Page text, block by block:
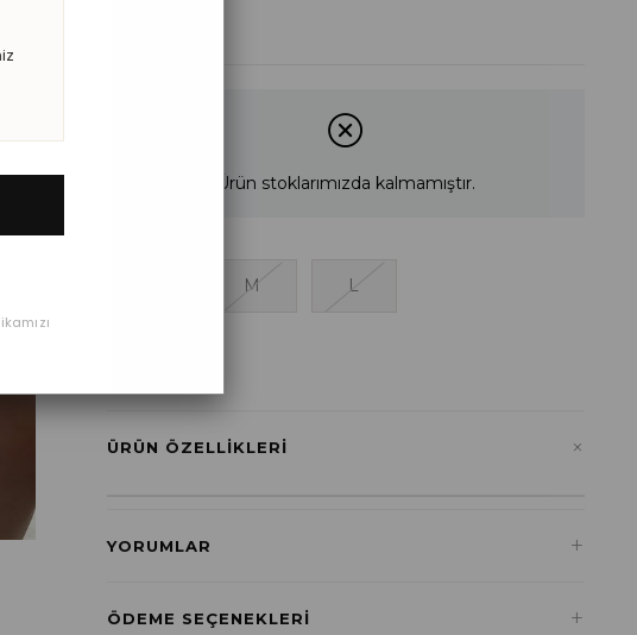
Ürün stoklarımızda kalmamıştır.
M L
ÜRÜN ÖZELLIKLERI +
YORUMLAR +
ÖDEME SEÇENEKLERI +